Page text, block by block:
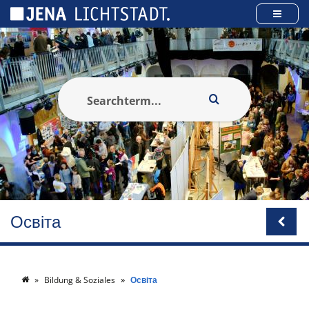
Освіта
Bildung & Soziales Освіта
Панель керування кукі